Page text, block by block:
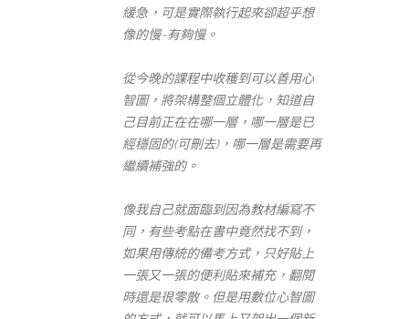
緩急，可是實際執行起來卻超乎想
像的慢~有夠慢。
從今晚的課程中收穫到可以善用心
智圖，將架構整個立體化，知道自
己目前正在在哪一層，哪一層是已
經穩固的(可刪去)，哪一層是需要再
繼續補強的。
像我自己就面臨到因為教材編寫不
同，有些考點在書中竟然找不到，
如果用傳統的備考方式，只好貼上
一張又一張的便利貼來補充，翻閱
時還是很零散。但是用數位心智圖